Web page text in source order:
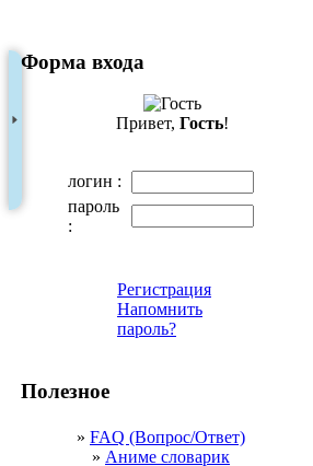
Форма входа
Привет, Гость!
логин :
пароль
:
Регистрация
Напомнить
пароль?
Полезное
» FAQ (Вопрос/Ответ)
» Аниме словарик